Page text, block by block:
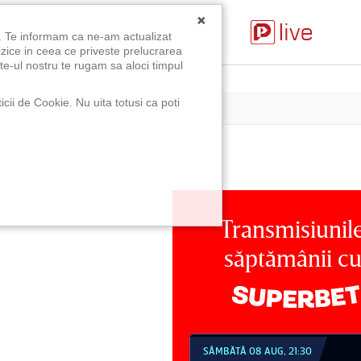
săptămânii cu
DUMINICĂ 09 AUG, 18:30
×
informam ca ne-am actualizat
in ceea ce priveste prelucrarea
ul nostru te rugam sa aloci timpul
de Cookie. Nu uita totusi ca poti